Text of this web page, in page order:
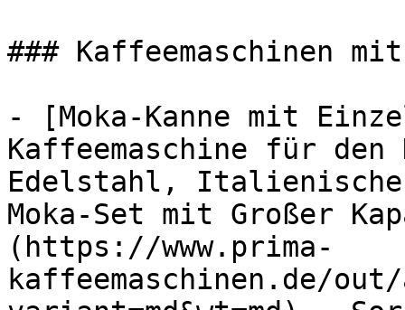
### Kaffeemaschinen
- [Moka-Kanne mit
Kaffeemaschine für den
Edelstahl, Italienische
Moka-Set mit Großer
(https://www.prima-
kaffeemaschinen.de/out/